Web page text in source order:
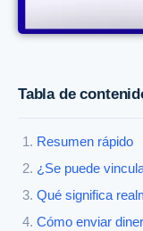
Tabla de
Resumen rápido
¿Se puede
Qué significa
Cómo enviar